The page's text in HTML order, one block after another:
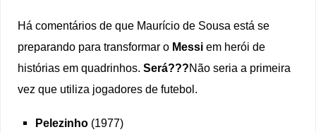
Há comentários de que Maurício de Sousa está se
preparando para transformar o Messi em herói de
histórias em quadrinhos.Será???Não seria a primeira
vez que utiliza jogadores de futebol.
Pelezinho(1977)​